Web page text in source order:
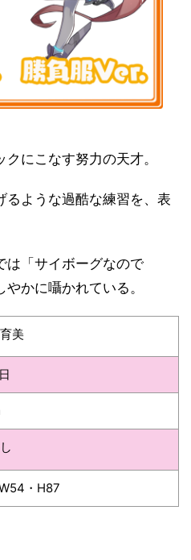
にこなす努力の天才。
るような過酷な練習を、表
は「サイボーグなので
かに囁かれている。
美
・H87